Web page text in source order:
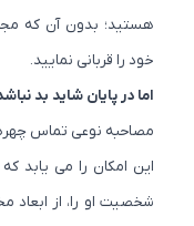
هستید؛ بدون آن که مجبور
خود را قربانی نمایید.
اما در پایان شاید بد
مصاحبه نوعی تماس چهره به
این امکان را می یابد که
شخصیت او را، از ابعاد